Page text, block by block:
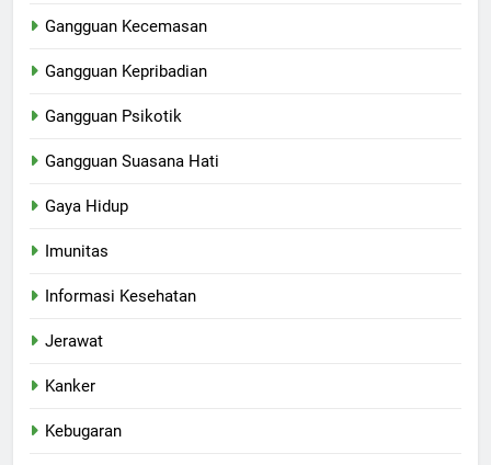
Gangguan Kecemasan
Gangguan Kepribadian
Gangguan Psikotik
Gangguan Suasana Hati
Gaya Hidup
Imunitas
Informasi Kesehatan
Jerawat
Kanker
Kebugaran